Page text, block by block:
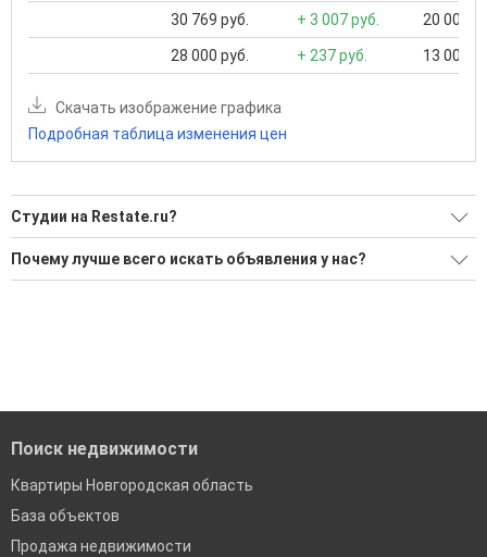
30 769 руб. + 3 007 руб. 20 000
28 000 руб. + 237 руб. 13 000
Скачать изображение графика
Подробная таблица изменения цен
Студии на Restate.ru?
Воспользуйтесь нашим поиском по новостройкам, для
Почему лучше всего искать объявления у нас?
Поиск недвижимости
Квартиры Новгородская область
База объектов
Продажа недвижимости